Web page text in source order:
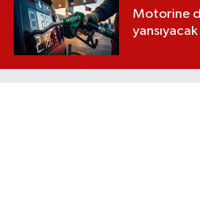
Motorine
yansıyacak